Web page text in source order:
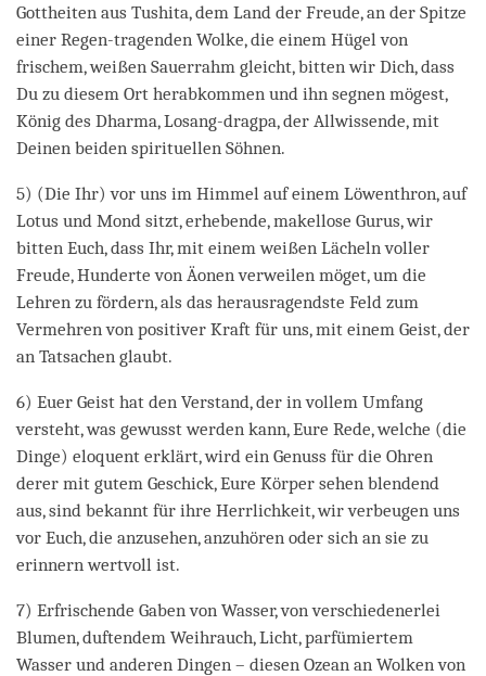
Gottheiten aus Tushita, dem Land der Freude, an der Spitze
einer Regen-tragenden Wolke, die einem Hügel von
frischem, weißen Sauerrahm gleicht, bitten wir Dich, dass
Du zu diesem Ort herabkommen und ihn segnen mögest,
König des Dharma, Losang-dragpa, der Allwissende, mit
Deinen beiden spirituellen Söhnen.
5) (Die Ihr) vor uns im Himmel auf einem Löwenthron, auf
Lotus und Mond sitzt, erhebende, makellose Gurus, wir
bitten Euch, dass Ihr, mit einem weißen Lächeln voller
Freude, Hunderte von Äonen verweilen möget, um die
Lehren zu fördern, als das herausragendste Feld zum
Vermehren von positiver Kraft für uns, mit einem Geist, der
an Tatsachen glaubt.
6) Euer Geist hat den Verstand, der in vollem Umfang
versteht, was gewusst werden kann, Eure Rede, welche (die
Dinge) eloquent erklärt, wird ein Genuss für die Ohren
derer mit gutem Geschick, Eure Körper sehen blendend
aus, sind bekannt für ihre Herrlichkeit, wir verbeugen uns
vor Euch, die anzusehen, anzuhören oder sich an sie zu
erinnern wertvoll ist.
7) Erfrischende Gaben von Wasser, von verschiedenerlei
Blumen, duftendem Weihrauch, Licht, parfümiertem
Wasser und anderen Dingen – diesen Ozean an Wolken von